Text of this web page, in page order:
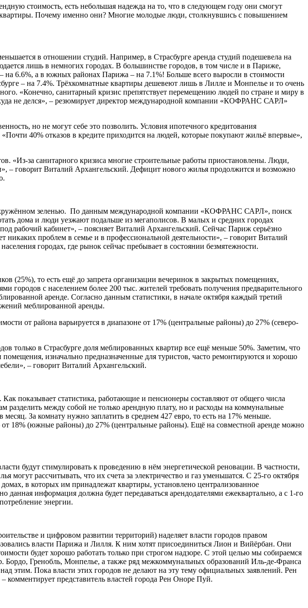
стоимость, есть небольшая надежда на то, что в следующем году они смогут
Почему именно они? Многие молодые люди, столкнувшись с повышением
в отношении студий. Например, в Страсбурге аренда студий подешевела на
лишь в немногих городах. В большинстве городов, в том числе и в Париже,
на 6.6%, а в южных районах Парижа – на 7.1%! Больше всего выросли в стоимости
– на 7.4%. Трёхкомнатные квартиры дешевеют лишь в Лилле и Монпелье и то очень
«Конечно, санитарный кризис препятствует перемещению людей по стране и миру в
не делся», – резюмирует директор международной компании «КОФРАНС САРЛ»
но не могут себе это позволить. Условия ипотечного кредитования
40% отказов в кредите приходится на людей, которые покупают жильё впервые»,
«Из-за санитарного кризиса многие строительные работы приостановлены. Люди,
– говорит Виталий Архангельский. Дефицит нового жилья продолжится и возможно
окружённом зеленью. По данным международной компании «КОФРАНС САРЛ», поиск
дома и люди уезжают подальше из мегаполисов. В малых и средних городах
рабочий кабинет», – поясняет Виталий Архангельский. Сейчас Париж серьёзно
проблем в семье и в профессиональной деятельности», – говорит Виталий
городах, где рынок сейчас пребывает в состоянии безмятежности.
(25%), то есть ещё до запрета организации вечеринок в закрытых помещениях,
городов с населением более 200 тыс. жителей требовать получения предварительного
аренде. Согласно данным статистики, в начале октября каждый третий
меблированной аренды.
от района варьируется в диапазоне от 17% (центральные районы) до 27% (северо-
только в Страсбурге доля меблированных квартир все ещё меньше 50%. Заметим, что
изначально предназначенные для туристов, часто ремонтируются и хорошо
– говорит Виталий Архангельский.
показывает статистика, работающие и пенсионеры составляют от общего числа
разделить между собой не только арендную плату, но и расходы на коммунальные
За комнату нужно заплатить в среднем 427 евро, то есть на 17% меньше.
18% (южные районы) до 27% (центральные районы). Ещё на совместной аренде можно
будут стимулировать к проведению в нём энергетической реновации. В частности,
рассчитывать, что их счета за электричество и газ уменьшатся. С 25-го октября
в которых им принадлежат квартиры, установлено централизованное
информация должна будет передаваться арендодателями ежеквартально, а с 1-го
энергии.
и цифровом развитии территорий) наделяет власти городов правом
власти Парижа и Лилля. К ним хотят присоединиться Лион и Вийёрбан. Они
будет хорошо работать только при строгом надзоре. С этой целью мы собираемся
Гренобль, Монпелье, а также ряд межкоммунальных образований Иль-де-Франса
этим. Пока власти этих городов не делают на эту тему официальных заявлений. Рен
комментирует представитель властей города Рен Оноре Пуй.